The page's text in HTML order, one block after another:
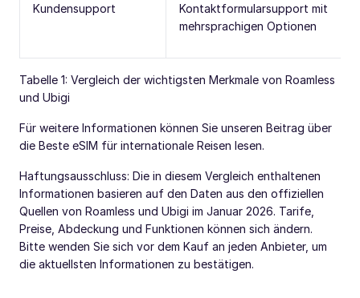
Kundensupport
Kontaktformularsupport mit
mehrsprachigen Optionen
Tabelle 1: Vergleich der wichtigsten Merkmale von Roamless
und Ubigi
Für weitere Informationen können Sie unseren Beitrag über
die Beste eSIM für internationale Reisen lesen.
Haftungsausschluss: Die in diesem Vergleich enthaltenen
Informationen basieren auf den Daten aus den offiziellen
Quellen von Roamless und Ubigi im Januar 2026. Tarife,
Preise, Abdeckung und Funktionen können sich ändern.
Bitte wenden Sie sich vor dem Kauf an jeden Anbieter, um
die aktuellsten Informationen zu bestätigen.